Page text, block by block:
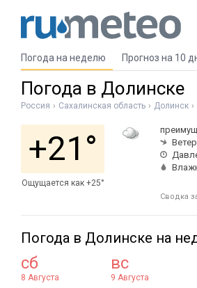
Погода на неделю Прогноз на 10
Погода в Долинске
Россия Сахалинская область Долинск
+21°
Ощущается как +25°
Сводка
Погода в Долинске на
сб
8 Августа
вс
9 Августа